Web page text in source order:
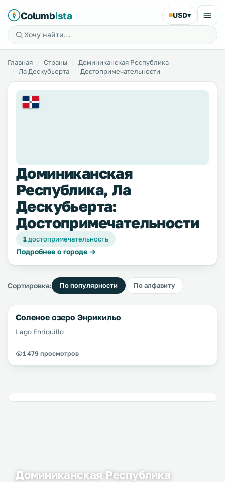
Columbista USD▾
Главная Страны
Доминиканская Республика
Ла Дескубьерта
Достопримечательности
Доминиканская
Республика, Ла
Дескубьерта:
Достопримечательности
1достопримечательность
Подробнее о городе →
Сортировка: По популярности По алфавиту
Соленое озеро Энрикильо
Lago Enriquillo
1 479 просмотров
Доминиканская Республика